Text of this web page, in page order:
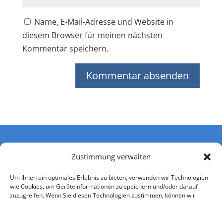
Zustimmung verwalten
Um Ihnen ein optimales Erlebnis zu bieten, verwenden wir Technologien
wie Cookies, um Geräteinformationen zu speichern und/oder darauf
zuzugreifen. Wenn Sie diesen Technologien zustimmen, können wir
Name, E-Mail-Adresse und Website in
diesem Browser für meinen nächsten
Kommentar speichern.